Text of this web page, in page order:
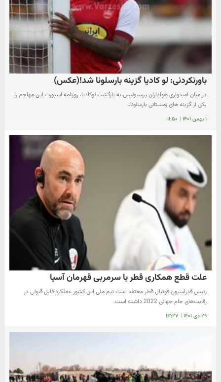
باورنکردنی: لو کادیا گزینه بارسلونا شد!(عکس)
در میان امیدواری هواداران پرسپولیس به بازگشت لوکادیا، روزنامه اسپورت این مهاجم را
یکی از گزینه های زمستانی بارسلونا…
۱ بهمن ۱۴۰۱ | ۱۱:۵۰
علت قطع همکاری قطر با سرمربی قهرمان آسیا
رئیس فدراسیون فوتبال قطر معتقد است تیم ملی این کشور عملکرد قابل قبولی در
رقابت‌های جام جهانی 2022 داشته است.
۲۹ دی ۱۴۰۱ | ۱۳:۲۷